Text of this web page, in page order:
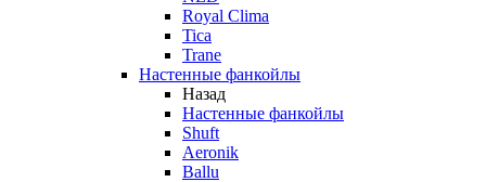
Royal Clima
Tica
Trane
Настенные фанкойлы
Назад
Настенные фанкойлы
Shuft
Aeronik
Ballu